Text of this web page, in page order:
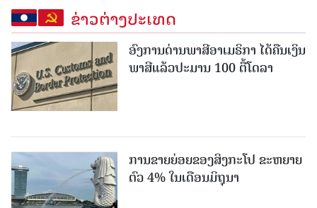
ຂ່າວຕ່າງປະເທດ
ອົງການດ່ານພາສີອາເມຣິກາ ໄດ້ຄືນເງິນ
ພາສີແລ້ວປະມານ 100 ຕື້ໂດລາ
ການຂາຍຍ່ອຍຂອງສິງກະໂປ ຂະຫຍາຍ
ຕົວ 4% ໃນເດືອນມິຖຸນາ